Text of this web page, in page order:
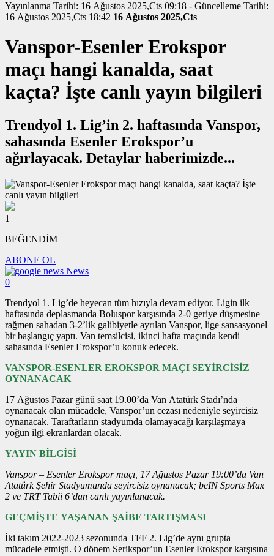
Yayınlanma Tarihi: 16 Ağustos 2025,Cts 09:18 - Güncelleme Tarihi:
16 Ağustos 2025,Cts 18:42 16 Ağustos 2025,Cts
Vanspor-Esenler Erokspor
maçı hangi kanalda, saat
kaçta? İşte canlı yayın bilgileri
Trendyol 1. Lig’in 2. haftasında Vanspor,
sahasında Esenler Erokspor’u
ağırlayacak. Detaylar haberimizde...
1
BEĞENDİM
ABONE OL
News
0
Trendyol 1. Lig’de heyecan tüm hızıyla devam ediyor. Ligin ilk
haftasında deplasmanda Boluspor karşısında 2-0 geriye düşmesine
rağmen sahadan 3-2’lik galibiyetle ayrılan Vanspor, lige sansasyonel
bir başlangıç yaptı. Van temsilcisi, ikinci hafta maçında kendi
sahasında Esenler Erokspor’u konuk edecek.
VANSPOR-ESENLER EROKSPOR MAÇI SEYİRCİSİZ
OYNANACAK
17 Ağustos Pazar günü saat 19.00’da Van Atatürk Stadı’nda
oynanacak olan mücadele, Vanspor’un cezası nedeniyle seyircisiz
oynanacak. Taraftarların stadyumda olamayacağı karşılaşmaya
yoğun ilgi ekranlardan olacak.
YAYIN BİLGİSİ
Vanspor – Esenler Erokspor maçı, 17 Ağustos Pazar 19:00’da Van
Atatürk Şehir Stadyumunda seyircisiz oynanacak; beIN Sports Max
2 ve TRT Tabii 6’dan canlı yayınlanacak.
GEÇMİŞTE YAŞANAN ŞAİBE TARTIŞMASI
İki takım 2022-2023 sezonunda TFF 2. Lig’de aynı grupta
mücadele etmişti. O dönem Serikspor’un Esenler Erokspor karşısına